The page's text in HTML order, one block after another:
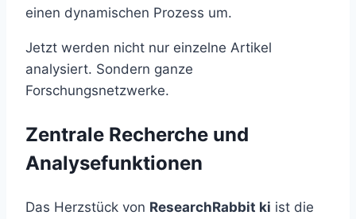
einen dynamischen Prozess um.
Jetzt werden nicht nur einzelne Artikel
analysiert. Sondern ganze
Forschungsnetzwerke.
Zentrale Recherche und
Analysefunktionen
Das Herzstück von ResearchRabbit ki ist die